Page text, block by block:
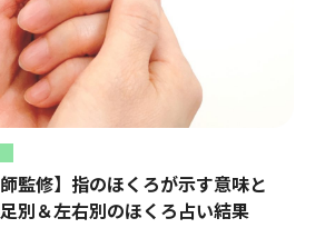
師監修】指のほくろが示す意味と
別＆左右別のほくろ占い結果